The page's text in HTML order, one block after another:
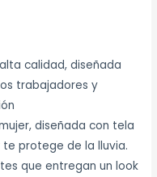
calidad, diseñada
trabajadores y
diseñada con tela
protege de la lluvia.
que entregan un look